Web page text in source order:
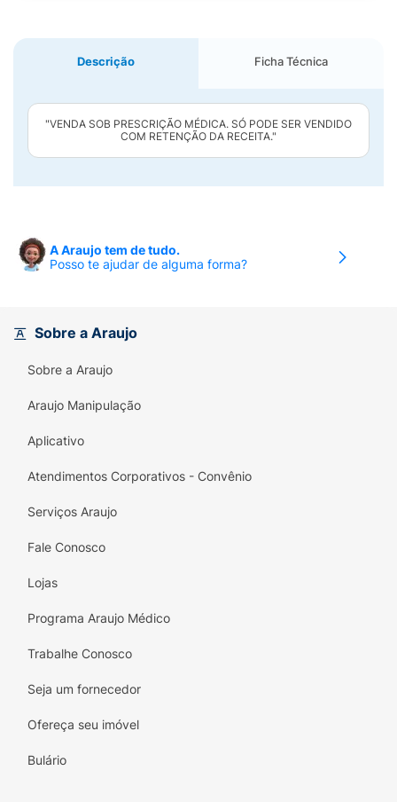
Descrição Ficha Técnica
"VENDA SOB PRESCRIÇÃO MÉDICA. SÓ PODE SER VENDIDO
COM RETENÇÃO DA RECEITA."
A Araujo tem de tudo.
Posso te ajudar de alguma forma?
Sobre a Araujo
Sobre a Araujo
Araujo Manipulação
Aplicativo
Atendimentos Corporativos - Convênio
Serviços Araujo
Fale Conosco
Lojas
Programa Araujo Médico
Trabalhe Conosco
Seja um fornecedor
Ofereça seu imóvel
Bulário